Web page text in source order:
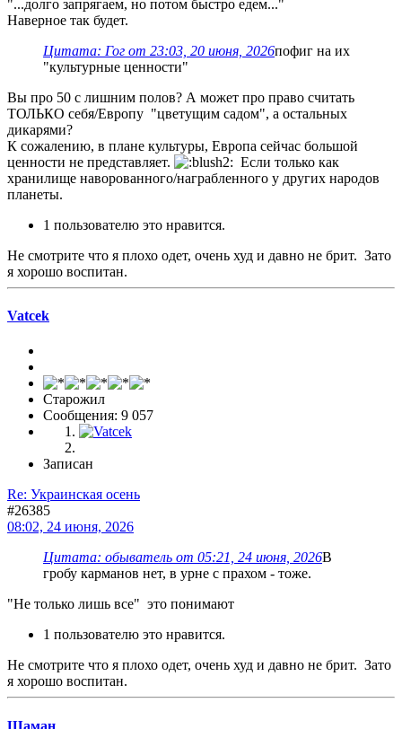
"...долго запрягаем, но потом быстро едем..."
Наверное так будет.
Цитата: Гог от 23:03, 20 июня, 2026пофиг на их
"культурные ценности"
Вы про 50 с лишним полов? А может про право считать
ТОЛЬКО себя/Европу "цветущим садом", а остальных
дикарями?
К сожалению, в плане культуры, Европа сейчас большой
ценности не представляет.
Если только как
хранилище наворованного/награбленного у других народов
планеты.
1 пользователю это нравится.
Не смотрите что я плохо одет, очень худ и давно не брит. Зато
я хорошо воспитан.
Vatcek
Старожил
Сообщения: 9 057
Записан
Re: Украинская осень
#26385
08:02, 24 июня, 2026
Цитата: обыватель от 05:21, 24 июня, 2026В
гробу карманов нет, в урне с прахом - тоже.
"Не только лишь все" это понимают
1 пользователю это нравится.
Не смотрите что я плохо одет, очень худ и давно не брит. Зато
я хорошо воспитан.
Шаман